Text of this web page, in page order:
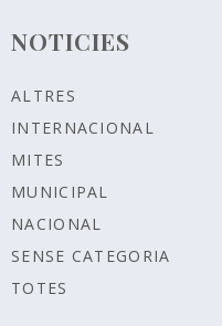
NOTICIES
ALTRES
INTERNACIONAL
MITES
MUNICIPAL
NACIONAL
SENSE CATEGORIA
TOTES